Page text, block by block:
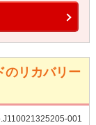
リカバリー
001